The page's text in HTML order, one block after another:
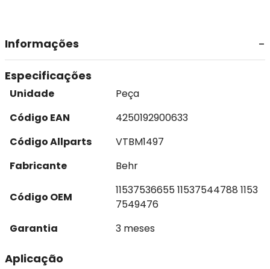
Informações
Especificações
Unidade
Peça
Código EAN
4250192900633
Código Allparts
VTBM1497
Fabricante
Behr
Código OEM
11537536655 11537544788 1153
7549476
Garantia
3 meses
Aplicação